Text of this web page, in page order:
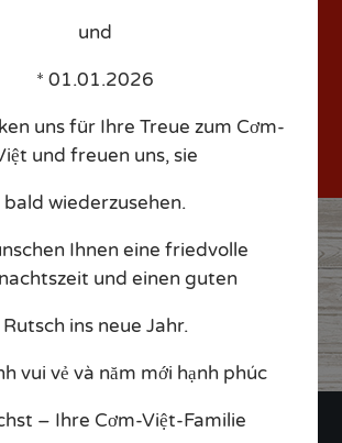
1. December 2025
und
* 01.01.2026
uns für Ihre Treue zum Cơm-
und freuen uns, sie
bald wiederzusehen.
Ihnen eine friedvolle
und einen guten
Rutsch ins neue Jahr.
vui vẻ và năm mới hạnh phúc
– Ihre Cơm-Việt-Familie